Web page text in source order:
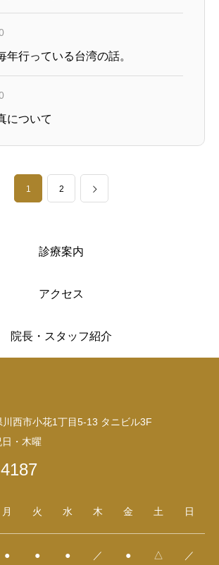
年行っている台湾の話。
について
1 2
診療案内
アクセス
院長・スタッフ紹介
西市小花1丁目5-13 タニビル3F
・木曜
月 火 水 木 金 土 日
● ● ● ／ ● △ ／